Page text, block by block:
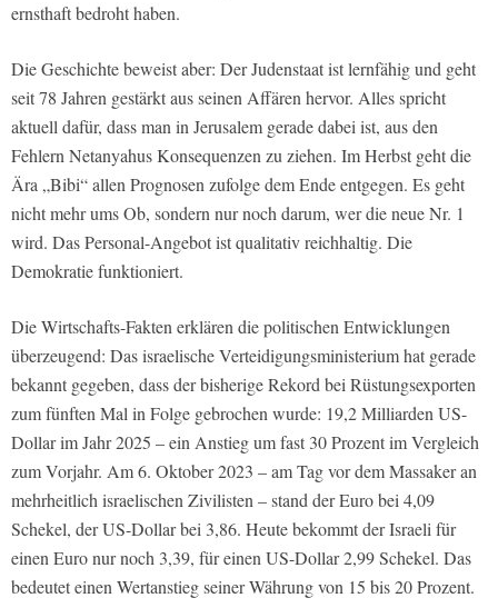
ernsthaft bedroht haben.
Die Geschichte beweist aber: Der Judenstaat ist lernfähig und geht
seit 78 Jahren gestärkt aus seinen Affären hervor. Alles spricht
aktuell dafür, dass man in Jerusalem gerade dabei ist, aus den
Fehlern Netanyahus Konsequenzen zu ziehen. Im Herbst geht die
Ära „Bibi“ allen Prognosen zufolge dem Ende entgegen. Es geht
nicht mehr ums Ob, sondern nur noch darum, wer die neue Nr. 1
wird. Das Personal-Angebot ist qualitativ reichhaltig. Die
Demokratie funktioniert.
Die Wirtschafts-Fakten erklären die politischen Entwicklungen
überzeugend: Das israelische Verteidigungsministerium hat gerade
bekannt gegeben, dass der bisherige Rekord bei Rüstungsexporten
zum fünften Mal in Folge gebrochen wurde: 19,2 Milliarden US-
Dollar im Jahr 2025 – ein Anstieg um fast 30 Prozent im Vergleich
zum Vorjahr. Am 6. Oktober 2023 – am Tag vor dem Massaker an
mehrheitlich israelischen Zivilisten – stand der Euro bei 4,09
Schekel, der US-Dollar bei 3,86. Heute bekommt der Israeli für
einen Euro nur noch 3,39, für einen US-Dollar 2,99 Schekel. Das
bedeutet einen Wertanstieg seiner Währung von 15 bis 20 Prozent.